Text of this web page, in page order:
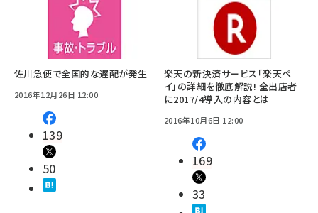
佐川急便で全国的な遅配が発生
2016年12月26日 12:00
139
50
楽天の新決済サービス「楽天ペ
イ」の詳細を徹底解説! 全出店者
に2017/4導入の内容とは
2016年10月6日 12:00
169
33